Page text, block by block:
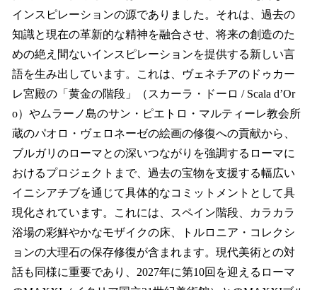
インスピレーションの源でありました。それは、過去の
知識と現在の革新的な精神を融合させ、将来の創造のた
めの絶え間ないインスピレーションを提供する新しい言
語を生み出しています。これは、ヴェネチアのドゥカー
レ宮殿の「黄金の階段」（スカーラ・ドーロ / Scala d’Or
o）やムラーノ島のサン・ピエトロ・マルティーレ教会所
蔵のパオロ・ヴェロネーゼの絵画の修復への貢献から、
ブルガリのローマとの深いつながりを強調するローマに
おけるプロジェクトまで、過去の宝物を支援する幅広い
イニシアチブを通じて具体的なコミットメントとして具
現化されています。これには、スペイン階段、カラカラ
浴場の彩鮮やかなモザイクの床、トルロニア・コレクシ
ョンの大理石の保存修復が含まれます。現代美術との対
話も同様に重要であり、2027年に第10回を迎えるローマ